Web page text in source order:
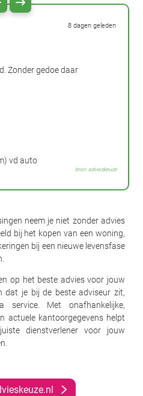
8 dagen geleden
Zonder gedoe daar
vd auto
bron: advieskeuze
neem je niet zonder advies
bij het kopen van een woning,
bij een nieuwe levensfase
op het beste advies voor jouw
dat je bij de beste adviseur zit,
service. Met onafhankelijke,
actuele kantoorgegevens helpt
dienstverlener voor jouw